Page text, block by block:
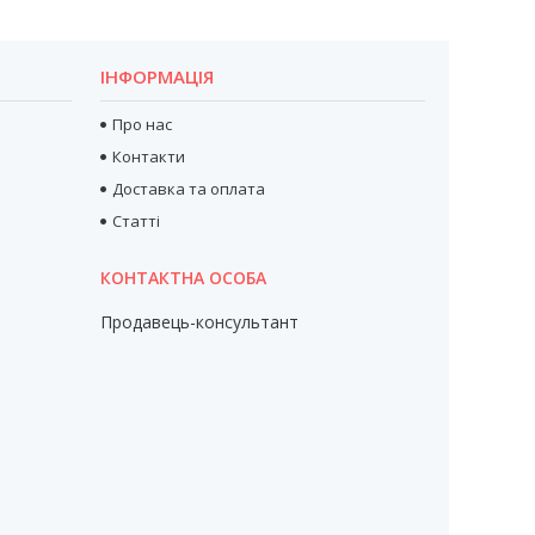
ІНФОРМАЦІЯ
Про нас
Контакти
Доставка та оплата
Статті
Продавець-консультант